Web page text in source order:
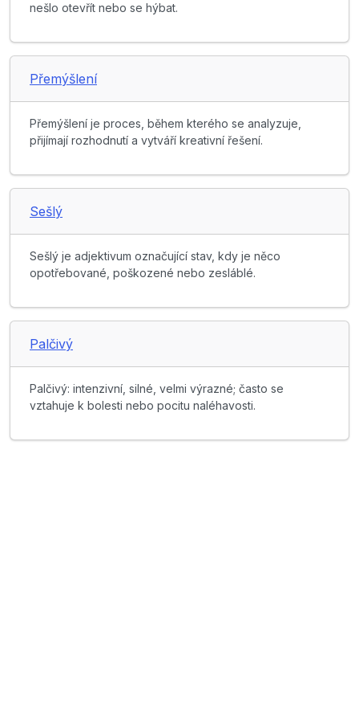
nešlo otevřít nebo se hýbat.
Přemýšlení
Přemýšlení je proces, během kterého se analyzuje,
přijímají rozhodnutí a vytváří kreativní řešení.
Sešlý
Sešlý je adjektivum označující stav, kdy je něco
opotřebované, poškozené nebo zesláblé.
Palčivý
Palčivý: intenzivní, silné, velmi výrazné; často se
vztahuje k bolesti nebo pocitu naléhavosti.